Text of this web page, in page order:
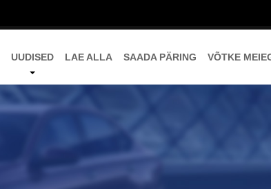
UUDISED LAE ALLA SAADA PÄRING VÕTKE